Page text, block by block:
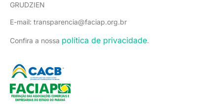
GRUDZIEN
E-mail: transparencia@faciap.org.br
Confira a nossa política de privacidade.